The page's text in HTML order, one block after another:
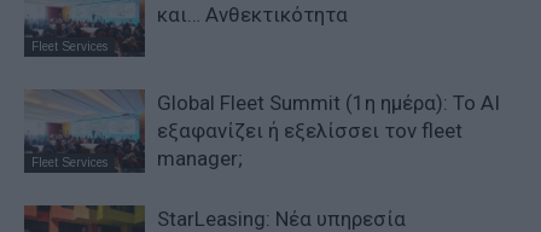
Fleet Services
και… Ανθεκτικότητα
Fleet Services
Global Fleet Summit (1η ημέρα): Το ΑΙ
εξαφανίζει ή εξελίσσει τον fleet
manager;
StarLeasing: Νέα υπηρεσία